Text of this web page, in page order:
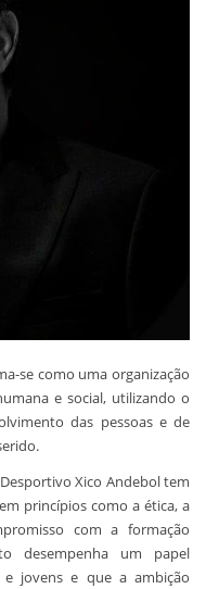
se como uma organização
e social, utilizando o
das pessoas e de
Xico Andebol tem
princípios como a ética, a
com a formação
desempenha um papel
e jovens e que a ambição